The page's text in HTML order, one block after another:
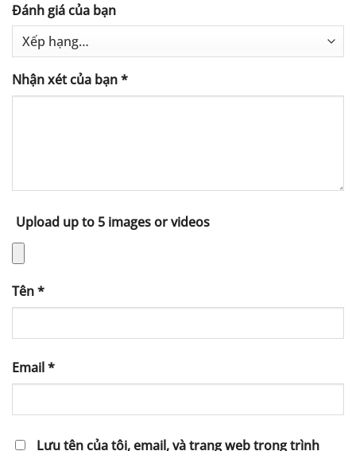
Đánh giá của bạn
Nhận xét của bạn*
Upload up to 5 images or videos
Tên*
Email*
Lưu tên của tôi, email, và trang web trong trình